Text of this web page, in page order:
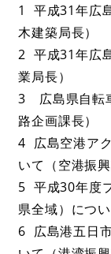
1 平成31年広
木建築局長）
2 平成31年広
業局長）
3 広島県自転
路企画課長）
4 広島空港ア
いて（空港振興
5 平成30年度
県全域）につ
6 広島港五日